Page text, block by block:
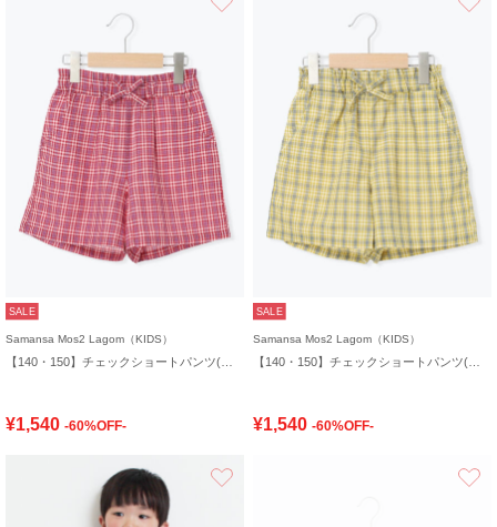
SALE
Samansa Mos2 Lagom（KIDS）
¥1,540 -60%OFF-
SALE
Samansa Mos2 Lagom（KIDS）
¥1,540 -60%OFF-